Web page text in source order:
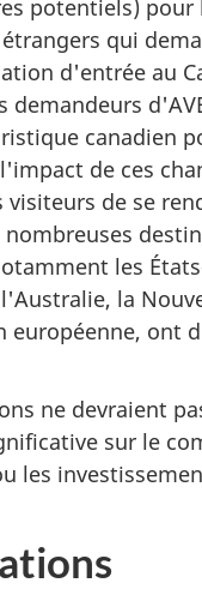
potentiels) pour
qui
d'entrée au
demandeurs
canadien
de ces
visiteurs de se
nombreuses
les
la
ont
ne devraient
sur le
les